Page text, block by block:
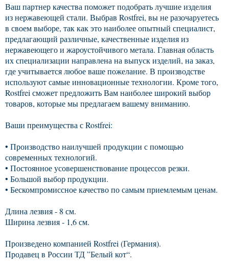
Ваш партнер качества поможет подобрать лучшие изделия
из нержавеющей стали. Выбрав Rostfrei, вы не разочаруетесь
в своем выборе, так как это наиболее опытный специалист,
предлагающий различные, качественные изделия из
нержавеющего и жароустойчивого метала. Главная область
их специализации направлена на выпуск изделий, на заказ,
где учитывается любое ваше пожелание. В производстве
используют самые инновационные технологии. Кроме того,
Rostfrei сможет предложить Вам наиболее широкий выбор
товаров, которые мы предлагаем вашему вниманию.
Ваши преимущества с Rostfrei:
• Производство наилучшей продукции с помощью
современных технологий.
• Постоянное усовершенствование процессов резки.
• Большой выбор продукции.
• Бескомпромиссное качество по самым приемлемым ценам.
Длина лезвия - 8 см.
Ширина лезвия - 1,6 см.
Произведено компанией Rostfrei (Германия).
Продавец в России ТД ”Белый кот“.